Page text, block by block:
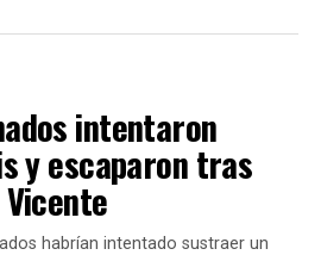
olor a quemado en el lugar.
Con
colaboración
de agentes
Bomberos
intentaron
y escaparon tras
habrían intentado sustraer un